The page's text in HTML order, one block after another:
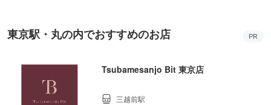
東京駅・丸の内でおすすめのお店 PR
Tsubamesanjo Bit 東京店
三越前駅